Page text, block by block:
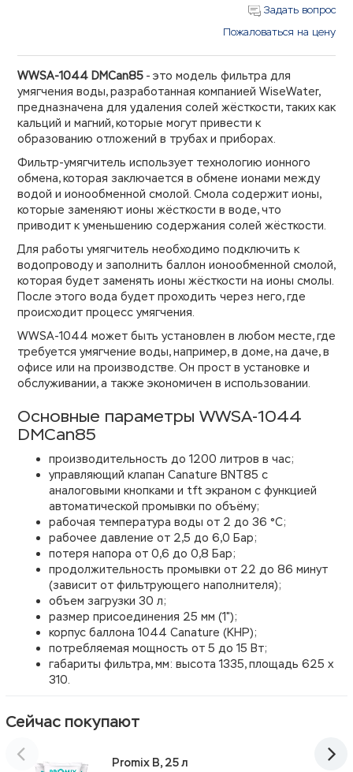
Задать вопрос
Пожаловаться на цену
WWSA-1044 DMCan85 - это модель фильтра для
умягчения воды, разработанная компанией WiseWater,
предназначена для удаления солей жёсткости, таких как
кальций и магний, которые могут привести к
образованию отложений в трубах и приборах.
Фильтр-умягчитель использует технологию ионного
обмена, которая заключается в обмене ионами между
водой и ионообменной смолой. Смола содержит ионы,
которые заменяют ионы жёсткости в воде, что
приводит к уменьшению содержания солей жёсткости.
Для работы умягчитель необходимо подключить к
водопроводу и заполнить баллон ионообменной смолой,
которая будет заменять ионы жёсткости на ионы смолы.
После этого вода будет проходить через него, где
происходит процесс умягчения.
WWSA-1044 может быть установлен в любом месте, где
требуется умягчение воды, например, в доме, на даче, в
офисе или на производстве. Он прост в установке и
обслуживании, а также экономичен в использовании.
Основные параметры WWSA-1044
DMCan85
производительность до 1200 литров в час;
управляющий клапан Canature BNT85 с
аналоговыми кнопками и tft экраном с функцией
автоматической промывки по объёму;
рабочая температура воды от 2 до 36 °С;
рабочее давление от 2,5 до 6,0 Бар;
потеря напора от 0,6 до 0,8 Бар;
продолжительность промывки от 22 до 86 минут
(зависит от фильтрующего наполнителя);
объем загрузки 30 л;
размер присоединения 25 мм (1");
корпус баллона 1044 Canature (КНР);
потребляемая мощность от 5 до 15 Вт;
габариты фильтра, мм: высота 1335, площадь 625 х
310.
Сейчас покупают
Promix B, 25 л